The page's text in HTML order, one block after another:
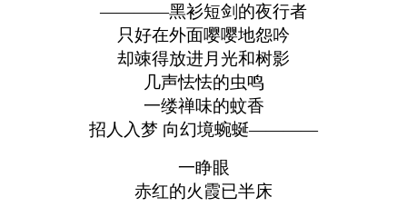
————黑衫短剑的夜行者
只好在外面嘤嘤地怨吟
却竦得放进月光和树影
几声怯怯的虫鸣
一缕禅味的蚊香
招人入梦 向幻境蜿蜒————
一睁眼
赤红的火霞已半床